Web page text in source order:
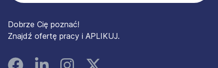
Dobrze Cię poznać!
Znajdź ofertę pracy i APLIKUJ.
FacebookLinked InInstagramInstagram